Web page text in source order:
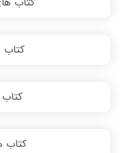
کتاب
کتاب